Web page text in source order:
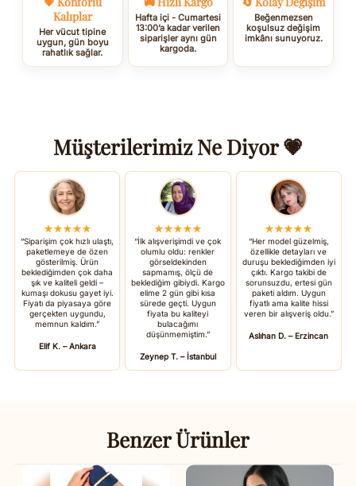
Kalıplar
Her vücut tipine
uygun, gün boyu
rahatlık sağlar.
Hafta içi - Cumartesi
13:00’a kadar verilen
siparişler aynı gün
kargoda.
Beğenmezsen
koşulsuz değişim
imkânı sunuyoruz.
Müşterilerimiz Ne Diyor 💗
★★★★★
“Siparişim çok hızlı ulaştı,
paketlemeye de özen
gösterilmiş. Ürün
beklediğimden çok daha
şık ve kaliteli geldi –
kumaşı dokusu gayet iyi.
Fiyatı da piyasaya göre
gerçekten uygundu,
memnun kaldım.”
Elif K. – Ankara
★★★★★
“İlk alışverişimdi ve çok
olumlu oldu: renkler
görseldekinden
sapmamış, ölçü de
beklediğim gibiydi. Kargo
elime 2 gün gibi kısa
sürede geçti. Uygun
fiyata bu kaliteyi
bulacağımı
düşünmemiştim.”
Zeynep T. – İstanbul
★★★★★
“Her model güzelmiş,
özellikle detayları ve
duruşu beklediğimden iyi
çıktı. Kargo takibi de
sorunsuzdu, ertesi gün
paketi aldım. Uygun
fiyatlı ama kalite hissi
veren bir alışveriş oldu.”
Aslıhan D. – Erzincan
Benzer Ürünler